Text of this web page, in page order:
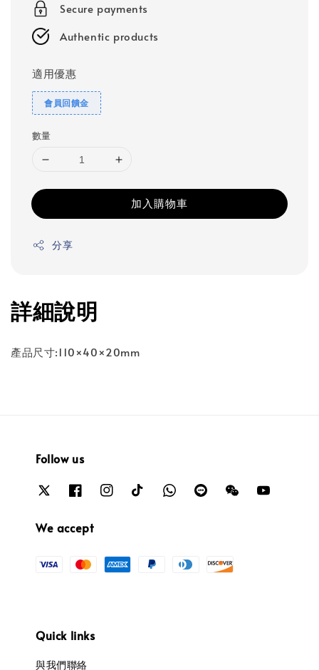
Secure payments
Authentic products
適用優惠
會員回饋金
數量
加入購物車
分享
詳細說明
產品尺寸:110×40×20mm
Follow us
We accept
Quick links
與我們聯絡